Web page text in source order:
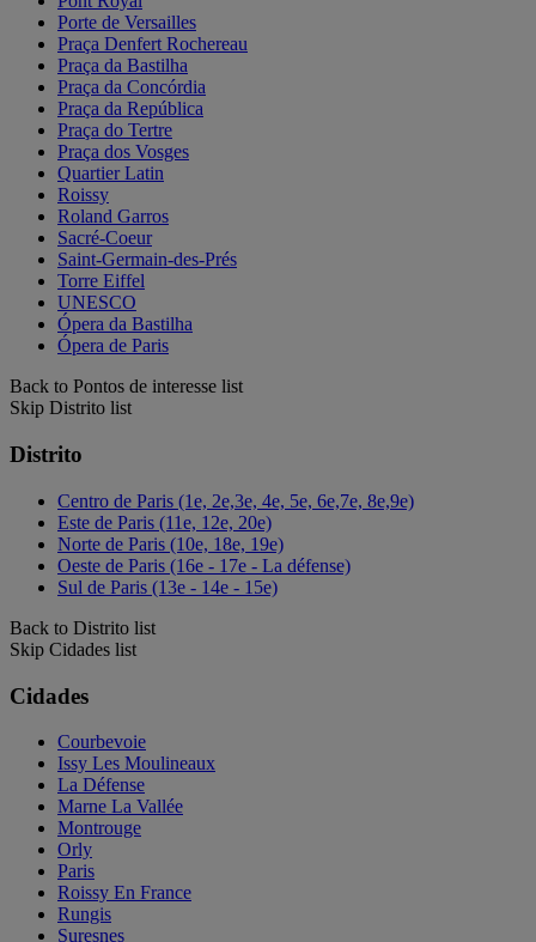
Porte de Versailles
Praça Denfert Rochereau
Praça da Bastilha
Praça da Concórdia
Praça da República
Praça do Tertre
Praça dos Vosges
Quartier Latin
Roissy
Roland Garros
Sacré-Coeur
Saint-Germain-des-Prés
Torre Eiffel
UNESCO
Ópera da Bastilha
Ópera de Paris
Back to Pontos de interesse list
Skip Distrito list
Distrito
Centro de Paris (1e, 2e,3e, 4e, 5e, 6e,7e, 8e,9e)
Este de Paris (11e, 12e, 20e)
Norte de Paris (10e, 18e, 19e)
Oeste de Paris (16e - 17e - La défense)
Sul de Paris (13e - 14e - 15e)
Back to Distrito list
Skip Cidades list
Cidades
Courbevoie
Issy Les Moulineaux
La Défense
Marne La Vallée
Montrouge
Orly
Paris
Roissy En France
Rungis
Suresnes